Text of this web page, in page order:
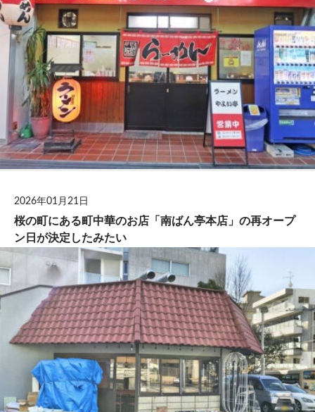
2026年01月21日
桜の町にある町中華のお店「南ばん亭本店」の再オープ
ン日が決定したみたい
ショートトピック